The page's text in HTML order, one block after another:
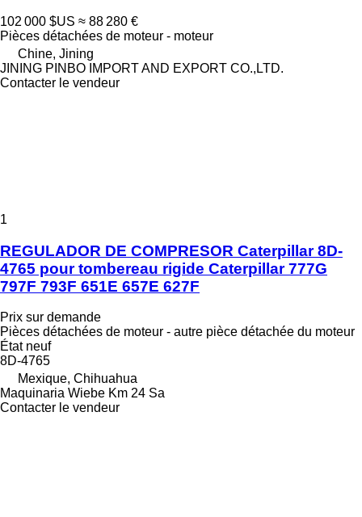
102 000 $US ≈ 88 280 €
Pièces détachées de moteur - moteur
Chine, Jining
JINING PINBO IMPORT AND EXPORT CO.,LTD.
Contacter le vendeur
1
REGULADOR DE COMPRESOR Caterpillar 8D-
4765 pour tombereau rigide Caterpillar 777G
797F 793F 651E 657E 627F
Prix sur demande
Pièces détachées de moteur - autre pièce détachée du moteur
Étatneuf
8D-4765
Mexique, Chihuahua
Maquinaria Wiebe Km 24 Sa
Contacter le vendeur